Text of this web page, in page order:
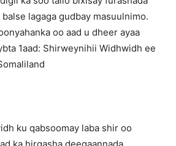
lagaga gudbay masuulnimo.
oo aad u dheer ayaa
1aad: Shirweynihii Widhwidh ee
ku qabsoomay laba shir oo